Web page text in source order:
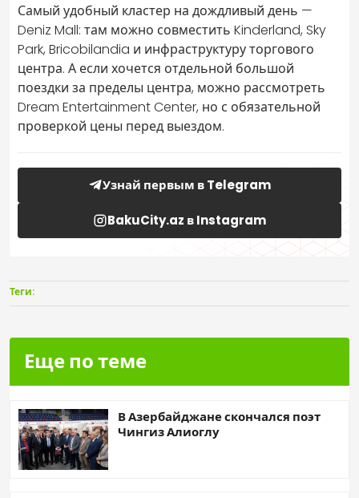
Самый удобный кластер на дождливый день —
Deniz Mall: там можно совместить Kinderland, Sky
Park, Bricobilandia и инфраструктуру торгового
центра. А если хочется отдельной большой
поездки за пределы центра, можно рассмотреть
Dream Entertainment Center, но с обязательной
проверкой цены перед выездом.
Узнай первым в Telegram
BakuCity.az в Instagram
Теги:
Еще по теме
В Азербайджане скончался поэт
Чингиз Алиоглу